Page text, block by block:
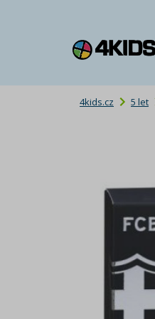
4kids.cz 5 let